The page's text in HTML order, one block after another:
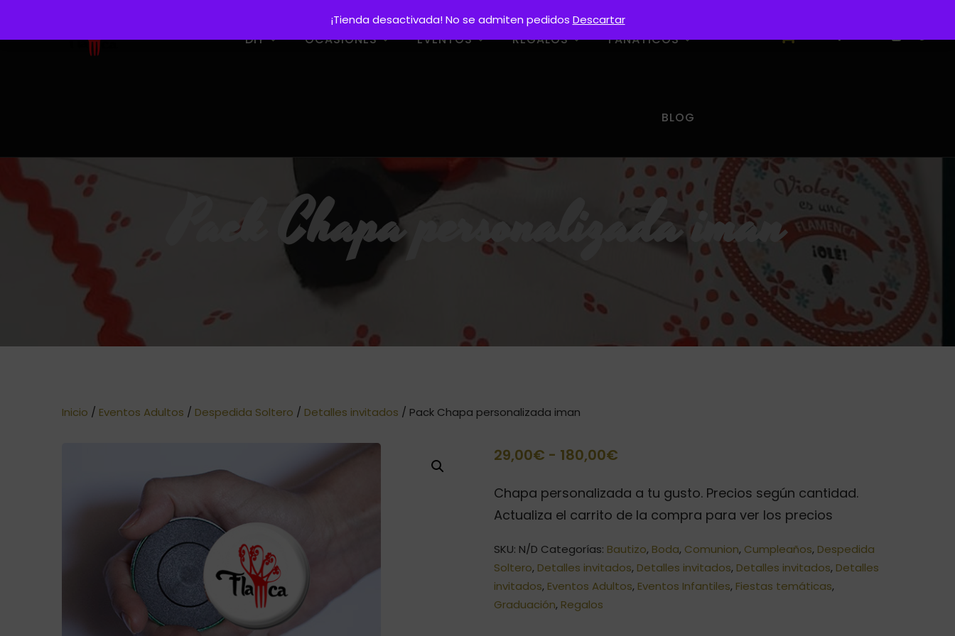
DIY OCASIONES EVENTOS REGALOS FANÁTICOS
BLOG
Pack Chapa personalizada iman
Inicio / Eventos Adultos / Despedida Soltero / Detalles invitados / Pack Chapa personalizada iman
29,00€ - 180,00€
precios:
29,00€
hasta
Chapa personalizada a tu gusto. Precios según cantidad.
Actualiza el carrito de la compra para ver los precios
SKU: N/D Categorías: Bautizo, Boda, Comunion, Cumpleaños, Despedida
Soltero, Detalles invitados, Detalles invitados, Detalles invitados, Detalles
invitados, Eventos Adultos, Eventos Infantiles, Fiestas temáticas,
Graduación, Regalos
¡Tienda desactivada! No se admiten pedidos Descartar